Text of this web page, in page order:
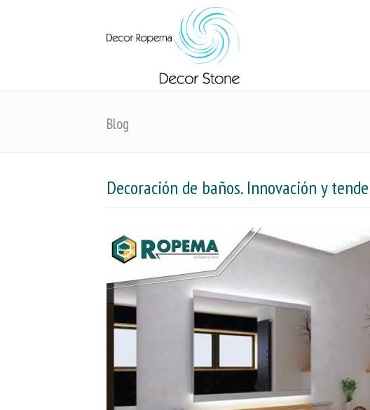
Blog
Decoración de baños. Innovación y